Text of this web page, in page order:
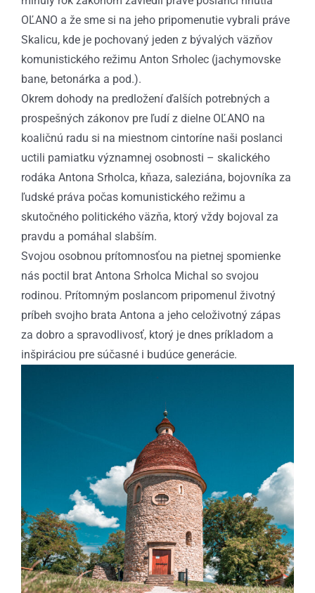
OĽANO a že sme si na jeho pripomenutie vybrali práve
Skalicu, kde je pochovaný jeden z bývalých väzňov
komunistického režimu Anton Srholec (jachymovske
bane, betonárka a pod.).
Okrem dohody na predložení ďalších potrebných a
prospešných zákonov pre ľudí z dielne OĽANO na
koaličnú radu si na miestnom cintoríne naši poslanci
uctili pamiatku významnej osobnosti – skalického
rodáka Antona Srholca, kňaza, saleziána, bojovníka za
ľudské práva počas komunistického režimu a
skutočného politického väzňa, ktorý vždy bojoval za
pravdu a pomáhal slabším.
Svojou osobnou prítomnosťou na pietnej spomienke
nás poctil brat Antona Srholca Michal so svojou
rodinou. Prítomným poslancom pripomenul životný
príbeh svojho brata Antona a jeho celoživotný zápas
za dobro a spravodlivosť, ktorý je dnes príkladom a
inšpiráciou pre súčasné i budúce generácie.